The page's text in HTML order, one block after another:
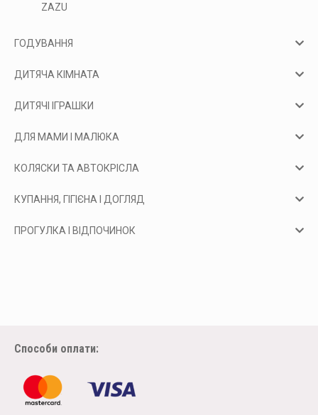
ZAZU
ГОДУВАННЯ
ДИТЯЧА КІМНАТА
ДИТЯЧІ ІГРАШКИ
ДЛЯ МАМИ І МАЛЮКА
КОЛЯСКИ ТА АВТОКРІСЛА
КУПАННЯ, ГІГІЄНА І ДОГЛЯД
ПРОГУЛКА І ВІДПОЧИНОК
Способи оплати: